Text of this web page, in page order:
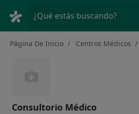
¿Qué estás buscando?
Página De Inicio Centros Médicos
Consultorio Médico